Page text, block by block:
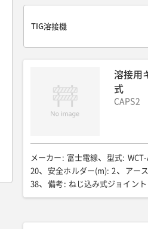
TIG溶接機
溶接用
式
CAPS2
メーカー : 富士電線 型式:
20
安全ホルダー(m): 2 アー
38
備考 : ねじ込み式ジョイント